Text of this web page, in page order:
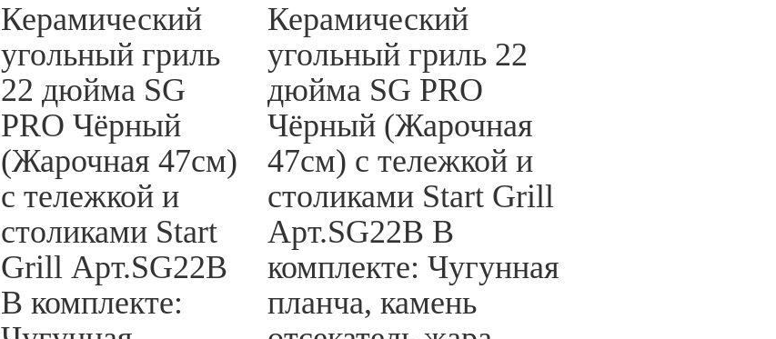
Керамический
угольный гриль
22 дюйма SG
PRO Чёрный
(Жарочная 47см)
с тележкой и
столиками Start
Grill Арт.SG22B
В комплекте:
Керамический
угольный гриль 22
дюйма SG PRO
Чёрный (Жарочная
47см) с тележкой и
столиками Start Grill
Арт.SG22B В
комплекте: Чугунная
планча, камень